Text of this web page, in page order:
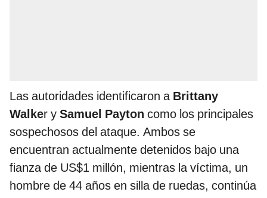
Las autoridades identificaron a Brittany
Walker y Samuel Payton como los principales
sospechosos del ataque. Ambos se
encuentran actualmente detenidos bajo una
fianza de US$1 millón, mientras la víctima, un
hombre de 44 años en silla de ruedas, continúa